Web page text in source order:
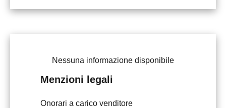
Nessuna informazione disponibile
Menzioni legali
Onorari a carico venditore